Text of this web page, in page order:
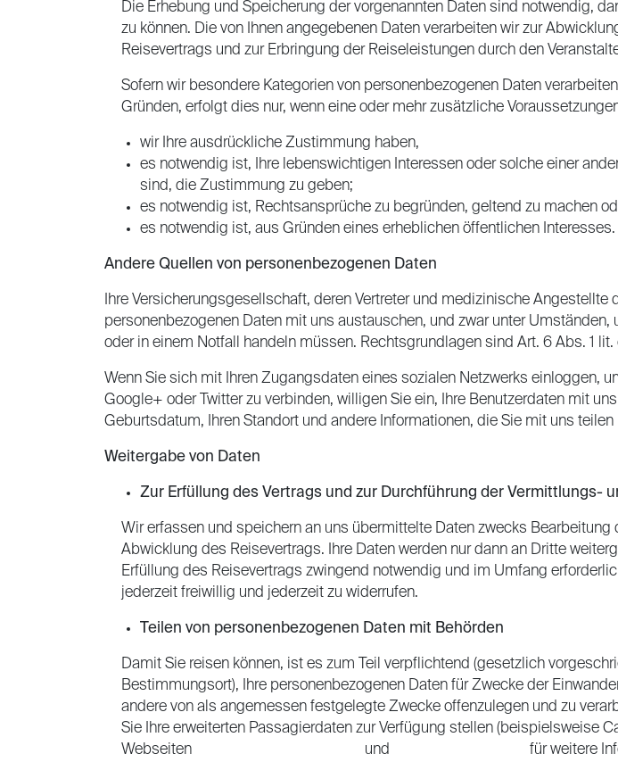
Die Erhebung und Speicherung der vorgenannten Daten sind notwendig,
zu können. Die von Ihnen angegebenen Daten verarbeiten wir zur
Reisevertrags und zur Erbringung der Reiseleistungen durch den
Sofern wir besondere Kategorien von personenbezogenen Daten
Gründen, erfolgt dies nur, wenn eine oder mehr zusätzliche
wir Ihre ausdrückliche Zustimmung haben,
es notwendig ist, Ihre lebenswichtigen Interessen oder solche einer
sind, die Zustimmung zu geben;
es notwendig ist, Rechtsansprüche zu begründen, geltend zu machen
es notwendig ist, aus Gründen eines erheblichen öffentlichen Interesses.
Andere Quellen von personenbezogenen Daten
Ihre Versicherungsgesellschaft, deren Vertreter und medizinische
personenbezogenen Daten mit uns austauschen, und zwar unter
oder in einem Notfall handeln müssen. Rechtsgrundlagen sind Art. 6 Abs. 1 lit.
Wenn Sie sich mit Ihren Zugangsdaten eines sozialen Netzwerks einloggen,
Google+ oder Twitter zu verbinden, willigen Sie ein, Ihre Benutzerdaten mit
Geburtsdatum, Ihren Standort und andere Informationen, die Sie mit uns
Weitergabe von Daten
Zur Erfüllung des Vertrags und zur Durchführung der Vermittlungs-
Wir erfassen und speichern an uns übermittelte Daten zwecks
Abwicklung des Reisevertrags. Ihre Daten werden nur dann an Dritte
Erfüllung des Reisevertrags zwingend notwendig und im Umfang
jederzeit freiwillig und jederzeit zu widerrufen.
Teilen von personenbezogenen Daten mit Behörden
Damit Sie reisen können, ist es zum Teil verpflichtend (gesetzlich
Bestimmungsort), Ihre personenbezogenen Daten für Zwecke der
andere von als angemessen festgelegte Zwecke offenzulegen und zu
Sie Ihre erweiterten Passagierdaten zur Verfügung stellen (beispielsweise
Webseiten
und für weitere